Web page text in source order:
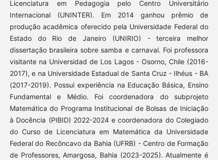
Licenciatura em Pedagogia pelo Centro Universitário
Internacional (UNINTER). Em 2014 ganhou prêmio de
produção acadêmica oferecido pela Universidade Federal do
Estado do Rio de Janeiro (UNIRIO) - terceira melhor
dissertação brasileira sobre samba e carnaval. Foi professora
visitante na Universidad de Los Lagos - Osorno, Chile (2016-
2017), e na Universidade Estadual de Santa Cruz - Ilhéus - BA
(2017-2019). Possui experiência na Educação Básica, Ensino
Fundamental e Médio. Foi coordenadora do subprojeto
Matemática do Programa Institucional de Bolsas de Iniciação
à Docência (PIBID) 2022-2024 e coordenadora do Colegiado
do Curso de Licenciatura em Matemática da Universidade
Federal do Recôncavo da Bahia (UFRB) - Centro de Formação
de Professores, Amargosa, Bahia (2023-2025). Atualmente é